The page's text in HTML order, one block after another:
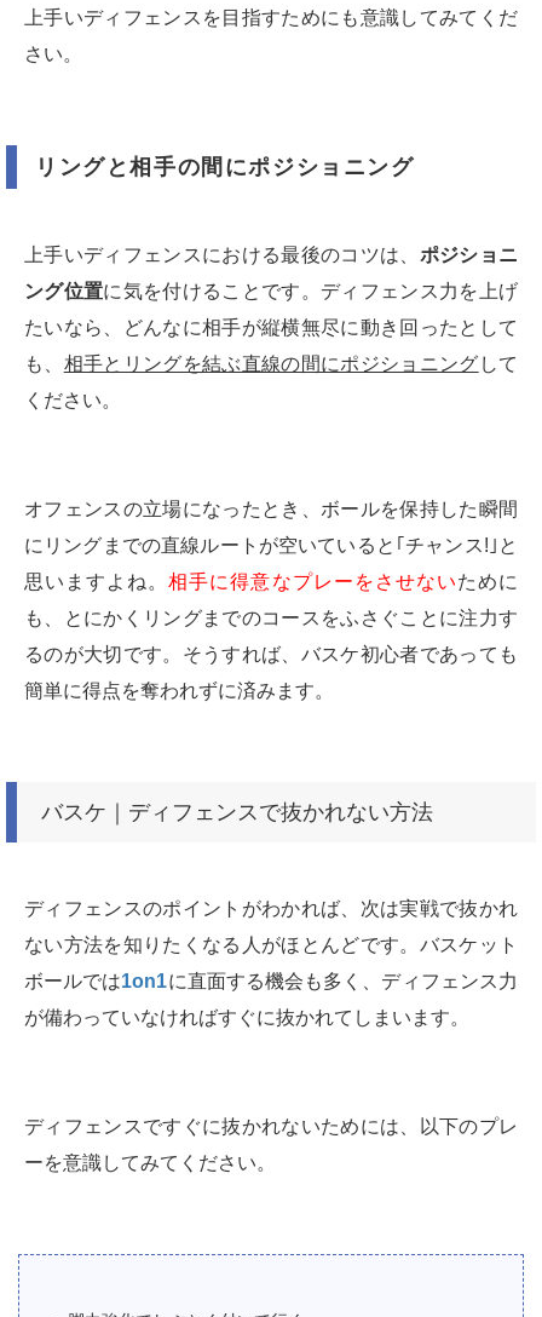
上手いディフェンスを目指すためにも意識してみてくだ
さい。
リングと相手の間にポジショニング
上手いディフェンスにおける最後のコツは、 ポジショニ
ング位置に気を付けることです。ディフェンス力を上げ
たいなら、どんなに相手が縦横無尽に動き回ったとして
も、 相手とリングを結ぶ直線の間にポジショニング して
ください。
オフェンスの立場になったとき、ボールを保持した瞬間
にリングまでの直線ルートが空いていると｢チャンス!｣と
思いますよね。相手に得意なプレーをさせないために
も、とにかくリングまでのコースをふさぐことに注力す
るのが大切です。そうすれば、バスケ初心者であっても
簡単に得点を奪われずに済みます。
バスケ｜ディフェンスで抜かれない方法
ディフェンスのポイントがわかれば、次は実戦で抜かれ
ない方法を知りたくなる人がほとんどです。バスケット
ボールでは1on1に直面する機会も多く、ディフェンス力
が備わっていなければすぐに抜かれてしまいます。
ディフェンスですぐに抜かれないためには、以下のプレ
ーを意識してみてください。